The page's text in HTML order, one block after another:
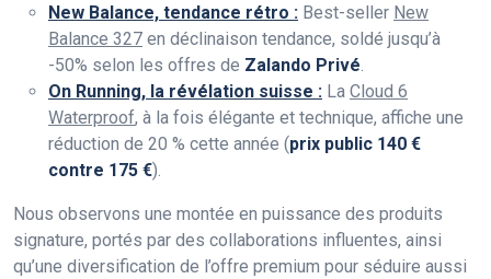
New Balance, tendance rétro : Best-seller New
Balance 327 en déclinaison tendance, soldé jusqu’à
-50% selon les offres de Zalando Privé
On Running, la révélation suisse : La Cloud 6
Waterproof, à la fois élégante et technique, affiche une
réduction de 20 % cette année (prix public 140 €
contre 175 €).
Nous observons une montée en puissance des produits
signature, portés par des collaborations influentes, ainsi
qu’une diversification de l’offre premium pour séduire aussi